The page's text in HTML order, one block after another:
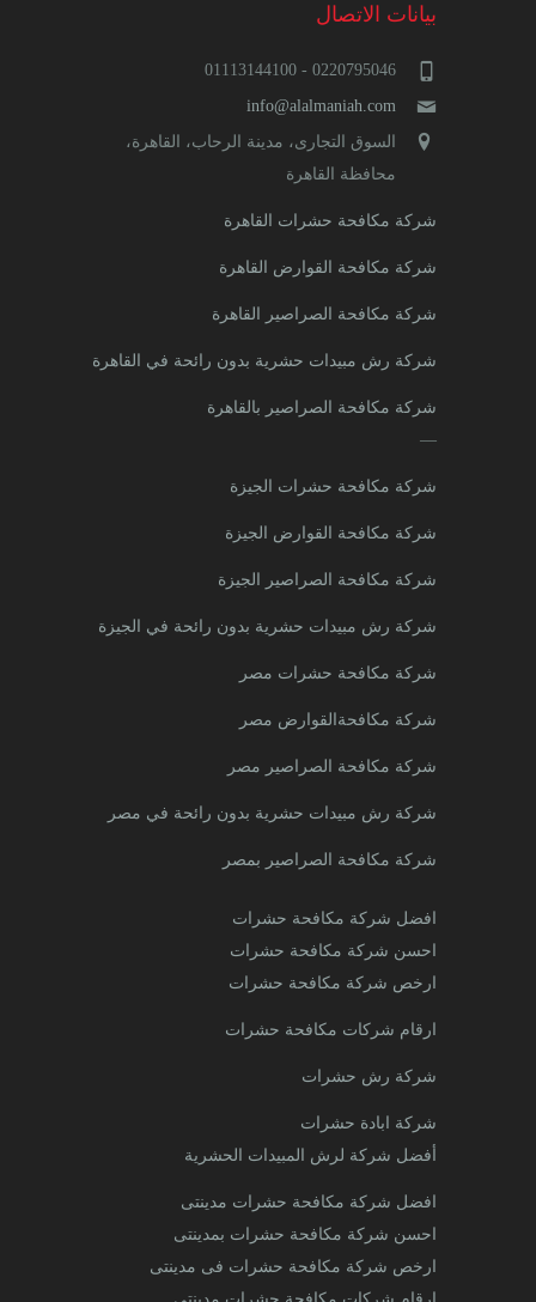
بيانات الاتصال
0220795046 - 01113144100
info@alalmaniah.com
السوق التجارى، مدينة الرحاب، القاهرة،
محافظة القاهرة‬
شركة مكافحة حشرات القاهرة
شركة مكافحة القوارض القاهرة
شركة مكافحة الصراصير القاهرة
شركة رش مبيدات حشرية بدون رائحة في القاهرة
شركة مكافحة الصراصير بالقاهرة
—
شركة مكافحة حشرات الجيزة
شركة مكافحة القوارض الجيزة
شركة مكافحة الصراصير الجيزة
شركة رش مبيدات حشرية بدون رائحة في الجيزة
شركة مكافحة حشرات مصر
شركة مكافحةالقوارض مصر
شركة مكافحة الصراصير مصر
شركة رش مبيدات حشرية بدون رائحة في مصر
شركة مكافحة الصراصير بمصر
افضل شركة مكافحة حشرات
احسن شركة مكافحة حشرات
ارخص شركة مكافحة حشرات
ارقام شركات مكافحة حشرات
شركة رش حشرات
شركة ابادة حشرات
أفضل شركة لرش المبيدات الحشرية
افضل شركة مكافحة حشرات مدينتى
احسن شركة مكافحة حشرات بمدينتى
ارخص شركة مكافحة حشرات فى مدينتى